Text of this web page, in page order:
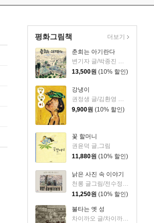
평화그림책
춘희는 아기란다
변기자 글/박종진 역/정승각 그림
13,500원 (10% 할인)
강냉이
권정생 글/김환영 그림
9,900원 (10% 할인)
꽃 할머니
권윤덕 글,그림
11,880원 (10% 할인)
낡은 사진 속 이야기
천롱 글그림/전수정 역
11,250원 (10% 할인)
불타는 옛 성
차이까오 글/차이까오,아오쯔 그림/전수정 역
더보기